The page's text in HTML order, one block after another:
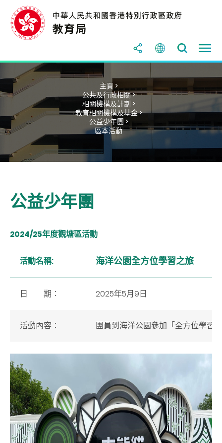
主頁 >
公共及行政相關 >
相關機構及計劃 >
教育相關機構及基金 >
公益少年團 >
區本活動
公益少年團
2024/25年度觀塘區活動
活動名稱: 海洋公園全方位學習之旅
日 期︰ 2025年5月9日
活動內容︰ 團員到海洋公園參加「全方位學習